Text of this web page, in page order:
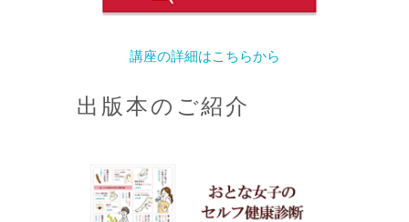
講座の詳細はこちらから
出版本のご紹介